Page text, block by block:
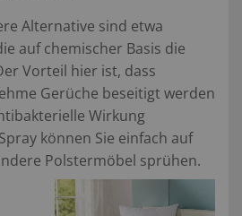
Alternative sind etwa
auf chemischer Basis die
Vorteil hier ist, dass
Gerüche beseitigt werden
Wirkung
können Sie einfach auf
Polstermöbel sprühen.